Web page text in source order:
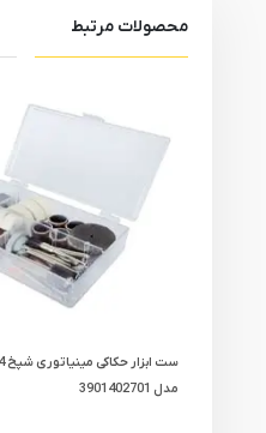
محصولات مرتبط
مدل 3901402701